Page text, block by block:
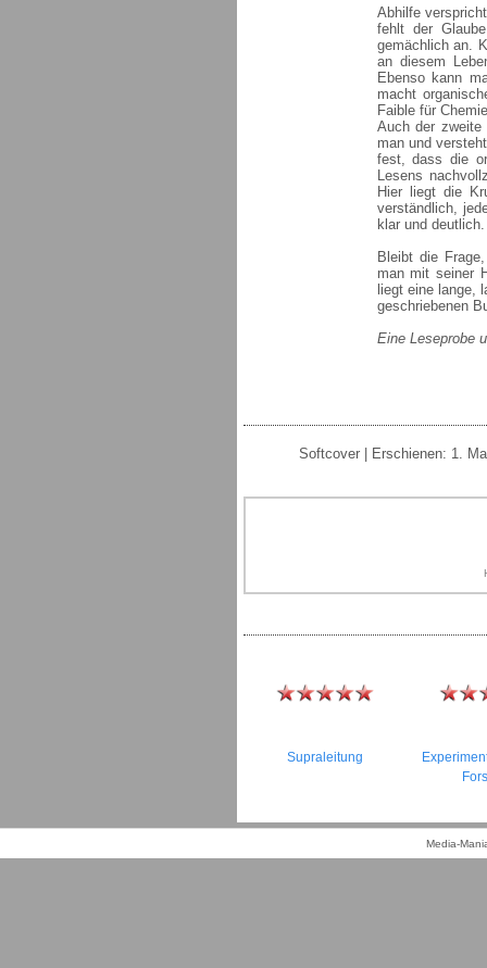
Abhilfe
fehlt der
gemächlich an.
an diesem
Ebenso kann
macht
Faible für
Auch der
man und
fest, dass die
Lesens
Hier liegt die
verständlich,
klar und
Bleibt die
man mit seiner
liegt eine lange,
geschriebenen
Eine Leseprobe
Softcover | Erschienen: 1.
Supraleitung
Media-